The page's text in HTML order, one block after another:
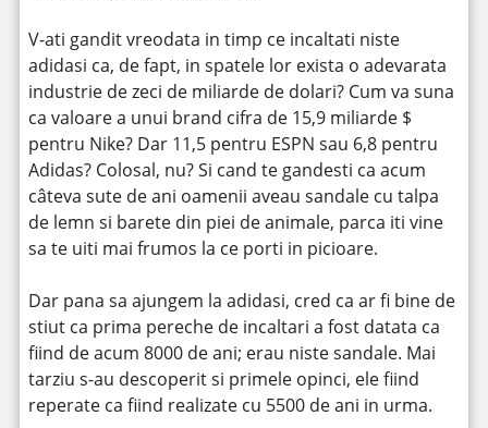
V-ati gandit vreodata in timp ce incaltati niste
adidasi ca, de fapt, in spatele lor exista o adevarata
industrie de zeci de miliarde de dolari? Cum va suna
ca valoare a unui brand cifra de 15,9 miliarde $
pentru Nike? Dar 11,5 pentru ESPN sau 6,8 pentru
Adidas? Colosal, nu? Si cand te gandesti ca acum
câteva sute de ani oamenii aveau sandale cu talpa
de lemn si barete din piei de animale, parca iti vine
sa te uiti mai frumos la ce porti in picioare.
Dar pana sa ajungem la adidasi, cred ca ar fi bine de
stiut ca prima pereche de incaltari a fost datata ca
fiind de acum 8000 de ani; erau niste sandale. Mai
tarziu s-au descoperit si primele opinci, ele fiind
reperate ca fiind realizate cu 5500 de ani in urma.